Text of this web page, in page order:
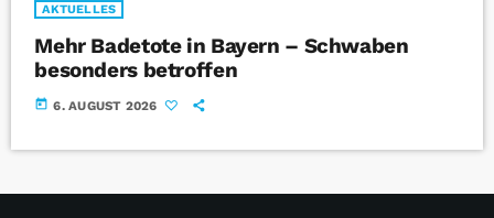
AKTUELLES
Mehr Badetote in Bayern – Schwaben
besonders betroffen
today 6. AUGUST 2026